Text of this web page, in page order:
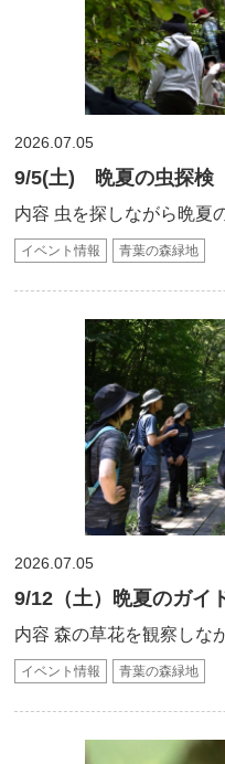
2026.07.05
9/5(土) 晩夏の虫探検
内容 虫を探しながら晩夏
イベント情報 青葉の森緑地
2026.07.05
9/12（土）晩夏のガイ
内容 森の草花を観察しな
イベント情報 青葉の森緑地